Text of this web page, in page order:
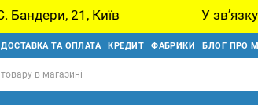
У звʼязку з оновленням
ДОСТАВКА ТА ОПЛАТА КРЕДИТ ФАБРИКИ БЛОГ ПРО